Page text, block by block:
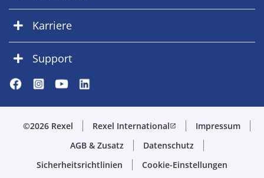
Karriere
Support
©2026 Rexel Rexel Internationalopen_in_new
Impressum
AGB & Zusatz
Datenschutz
Sicherheitsrichtlinien
Cookie-Einstellungen